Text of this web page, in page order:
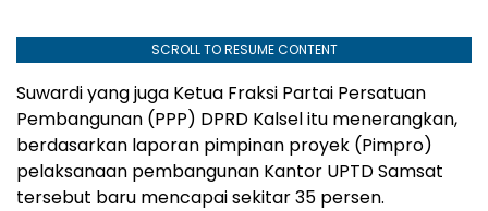
SCROLL TO RESUME CONTENT
Suwardi yang juga Ketua Fraksi Partai Persatuan
Pembangunan (PPP) DPRD Kalsel itu menerangkan,
berdasarkan laporan pimpinan proyek (Pimpro)
pelaksanaan pembangunan Kantor UPTD Samsat
tersebut baru mencapai sekitar 35 persen.